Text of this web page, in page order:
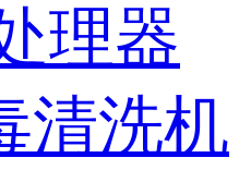
理器
清洗机